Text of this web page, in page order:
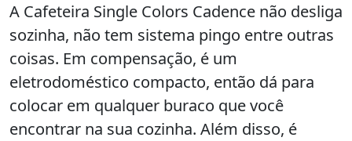
A Cafeteira Single Colors Cadence não desliga
sozinha, não tem sistema pingo entre outras
coisas. Em compensação, é um
eletrodoméstico compacto, então dá para
colocar em qualquer buraco que você
encontrar na sua cozinha. Além disso, é